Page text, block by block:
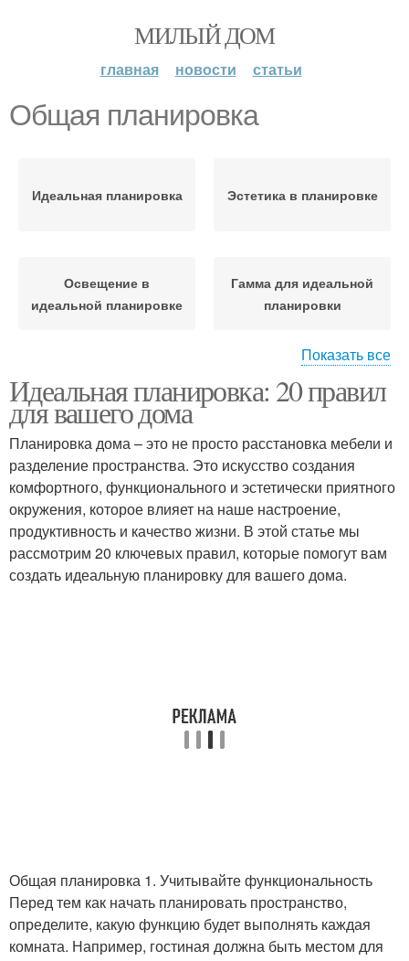
МИЛЫЙ ДОМ
главная новости статьи
Общая планировка
Идеальная планировка Эстетика в планировке
Освещение в
идеальной планировке
Гамма для идеальной
планировки
небольшой квартиры
Украшения в общую
концепцию
Тенденции в
планировке
Показать все
Идеальная планировка: 20 правил
для вашего дома
Планировка дома – это не просто расстановка мебели и
разделение пространства. Это искусство создания
комфортного, функционального и эстетически приятного
окружения, которое влияет на наше настроение,
продуктивность и качество жизни. В этой статье мы
рассмотрим 20 ключевых правил, которые помогут вам
создать идеальную планировку для вашего дома.
Общая планировка 1. Учитывайте функциональность
Перед тем как начать планировать пространство,
определите, какую функцию будет выполнять каждая
комната. Например, гостиная должна быть местом для